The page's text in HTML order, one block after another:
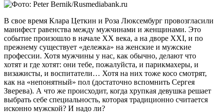
В свое время Клара Цеткин и Роза Люксембург провозгласили
манифест равенства между мужчинами и женщинами. Это
событие произошло в начале ХХ века, а на дворе XXI, и по
прежнему существует «дележка» на женские и мужские
профессии. Хотя мужчины у нас, как обычно, делают что
хотят и где хотят: они тебе, пожалуйста, и парикмахеры, и
визажисты, и воспитатели… Хотя на них тоже косо смотрят,
как на «непонятный» пол (достаточно вспомнить Сергея
Зверева). А что же происходит, когда хрупкая девушка решает
выбрать себе специальность, которая традиционно считается
исконно мужской? И надо ли?